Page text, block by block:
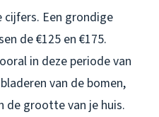
cijfers. Een grondige
de €125 en €175.
in deze periode van
van de bomen,
de grootte van je huis.